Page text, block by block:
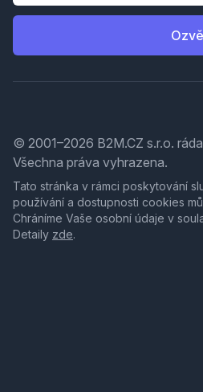
© 2001–2026 B2M.CZ s.r.o. ráda
Všechna práva vyhrazena.
Tato stránka v rámci poskytování
používání a dostupnosti cookies
Chráníme Vaše osobní údaje v
Detaily zde.